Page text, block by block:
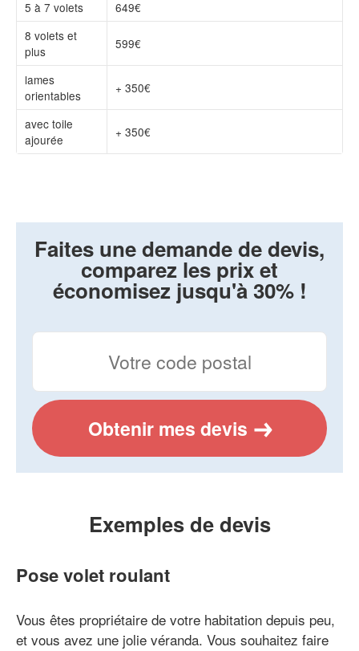
5 à 7 volets
649€
8 volets et
plus
599€
lames
orientables
+ 350€
avec toile
ajourée
+ 350€
Faites une demande de devis,
comparez les prix et
économisez jusqu'à 30% !
Obtenir mes devis
Exemples de devis
Pose volet roulant
Vous êtes propriétaire de votre habitation depuis peu,
et vous avez une jolie véranda. Vous souhaitez faire